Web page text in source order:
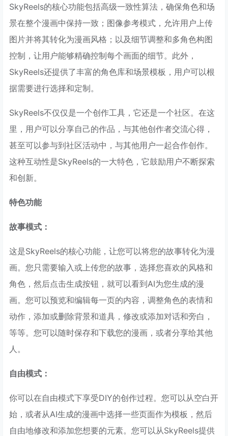
SkyReels的核心功能包括高级一致性算法，确保角色和场
景在整个漫画中保持一致；图像参考模式，允许用户上传
图片并将其转化为漫画风格；以及细节调整和多角色构图
控制，让用户能够精确控制每个画面的细节。此外，
SkyReels还提供了丰富的角色库和场景模板，用户可以根
据需要进行选择和定制。
SkyReels不仅仅是一个创作工具，它还是一个社区。在这
里，用户可以分享自己的作品，与其他创作者交流心得，
甚至可以参与到社区活动中，与其他用户一起合作创作。
这种互动性是SkyReels的一大特色，它鼓励用户不断探索
和创新。
特色功能
故事模式：
这是SkyReels的核心功能，让您可以将您的故事转化为漫
画。您只需要输入或上传您的故事，选择您喜欢的风格和
角色，然后点击生成按钮，就可以看到AI为您生成的漫
画。您可以预览和编辑每一页的内容，调整角色的表情和
动作，添加或删除背景和道具，修改或添加对话和旁白，
等等。您可以随时保存和下载您的漫画，或者分享给其他
人。
自由模式：
你可以在自由模式下享受DIY的创作过程。您可以从空白开
始，或者从AI生成的漫画中选择一些页面作为模板，然后
自由地修改和添加您想要的元素。您可以从SkyReels提供